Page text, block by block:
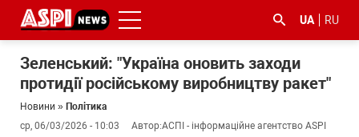
UA RU
Зеленський: "Україна оновить заходи
протидії російському виробництву ракет"
Новини » Політика
ср, 06/03/2026 - 10:03
Автор:АСПІ - інформаційне агентство ASPI